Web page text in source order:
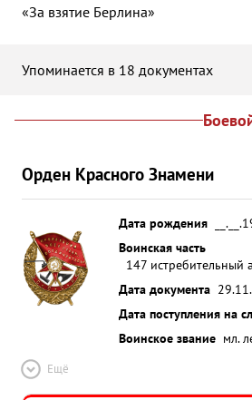
«За взятие Берлина»
Упоминается в 18 документах
Орден Красного Знамени
Дата рождения
Воинская часть
147 истребительный
Дата документа
Дата поступления на
Воинское звание мл.
Ещё